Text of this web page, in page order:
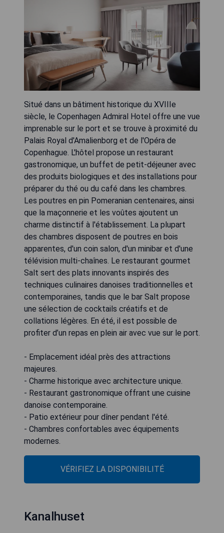
Situé dans un bâtiment historique du XVIIIe
siècle, le Copenhagen Admiral Hotel offre une vue
imprenable sur le port et se trouve à proximité du
Palais Royal d'Amalienborg et de l'Opéra de
Copenhague. L'hôtel propose un restaurant
gastronomique, un buffet de petit-déjeuner avec
des produits biologiques et des installations pour
préparer du thé ou du café dans les chambres.
Les poutres en pin Pomeranian centenaires, ainsi
que la maçonnerie et les voûtes ajoutent un
charme distinctif à l'établissement. La plupart
des chambres disposent de poutres en bois
apparentes, d'un coin salon, d'un minibar et d'une
télévision multi-chaînes. Le restaurant gourmet
Salt sert des plats innovants inspirés des
techniques culinaires danoises traditionnelles et
contemporaines, tandis que le bar Salt propose
une sélection de cocktails créatifs et de
collations légères. En été, il est possible de
profiter d’un repas en plein air avec vue sur le port.
- Emplacement idéal près des attractions
majeures.
- Charme historique avec architecture unique.
- Restaurant gastronomique offrant une cuisine
danoise contemporaine.
- Patio extérieur pour dîner pendant l'été.
- Chambres confortables avec équipements
modernes.
VÉRIFIEZ LA DISPONIBILITÉ
Kanalhuset